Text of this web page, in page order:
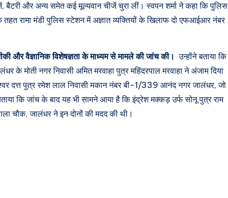
बैटरी और अन्य समेत कई मूल्यवान चीजें चुरा लीं। स्वपन शर्मा ने कहा कि पुलिस
रामा मंडी पुलिस स्टेशन में अज्ञात व्यक्तियों के खिलाफ दो एफआईआर नंबर
वैज्ञानिक विशेषज्ञता के माध्यम से मामले की जांच की। उन्होंने बताया कि
के मोती नगर निवासी अमित मरवाहा पुत्र महिंदरपाल मरवाहा ने अंजाम दिया
दत्त पुत्र रमेश लाल निवासी मकान नंबर बी-1/339 आनंद नगर जालंधर, जो
कि जांच के बाद यह भी सामने आया है कि इंद्रेश मक्कड़ उर्फ ​​सोनू पुत्र राम
चौक, जालंधर ने इन दोनों की मदद की थी।